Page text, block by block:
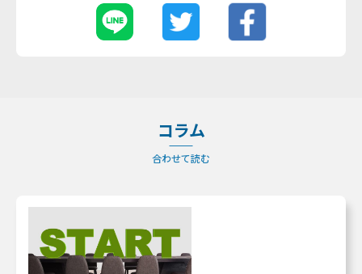
コラム
合わせて読む